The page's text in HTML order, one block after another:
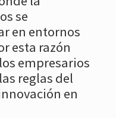
se
en entornos
esta razón
empresarios
reglas del
en